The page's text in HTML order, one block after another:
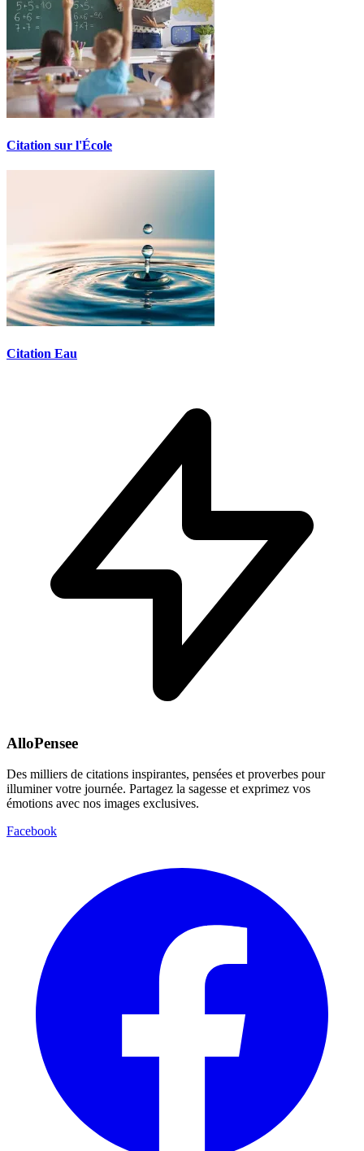
Citation sur l'École
Citation Eau
AlloPensee
Des milliers de citations inspirantes, pensées et proverbes pour
illuminer votre journée. Partagez la sagesse et exprimez vos
émotions avec nos images exclusives.
Facebook